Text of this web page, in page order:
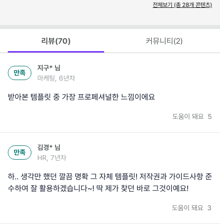
전체보기 (총 28개 콘텐츠)
리뷰(70) 커뮤니티(2)
만족
지구* 님
마케팅, 6년차
받아본 템플릿 중 가장 프로페셔널한 느낌이에요
도움이 돼요 5
만족
김경* 님
HR, 7년차
하.. 생각만 했던 깔끔 명확 그 자체 템플릿! 저작권과 가이드사항 준
수하여 잘 활용하겠습니다~! 딱 제가 찾던 바로 그것이예요!
도움이 돼요 3